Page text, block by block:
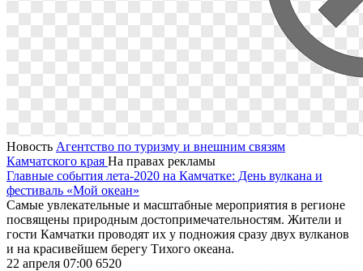
Новость Агентство по туризму и внешним связям
Камчатского края На правах рекламы
Главные события лета-2020 на Камчатке: День вулкана и
фестиваль «Мой океан»
Самые увлекательные и масштабные мероприятия в регионе
посвящены природным достопримечательностям. Жители и
гости Камчатки проводят их у подножия сразу двух вулканов
и на красивейшем берегу Тихого океана.
22 апреля 07:00 6520